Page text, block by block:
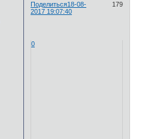
Поделиться 179
18-08-
2017 19:07:40
0